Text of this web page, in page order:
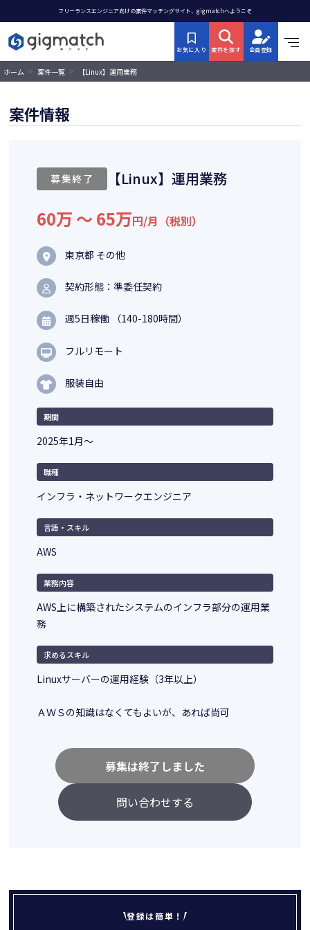
フリーランスエンジニア向けの案件マッチングサイト、gigmatchへようこそ
お気に入り 案件を探す 会員登録
ホーム > 案件一覧 > 【Linux】運用業務
案件情報
募集終了 【Linux】運用業務
60万 〜 65万円/月（税別）
東京都 その他
契約形態：準委任契約
週5日稼働 （140-180時間）
フルリモート
服装自由
期間
2025年1月～
職種
インフラ・ネットワークエンジニア
言語・スキル
AWS
業務内容
AWS上に構築されたシステムのインフラ部分の運用業
務
求めるスキル
Linuxサーバーの運用経験（3年以上）
ＡＷＳの知識はなくてもよいが、あれば尚可
問い合わせする
募集は終了しました
登録は簡単！